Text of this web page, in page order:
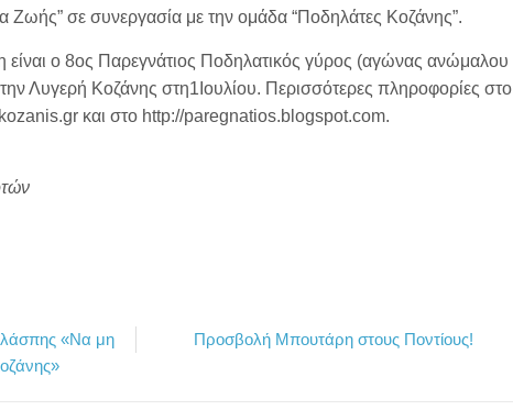
σε συνεργασία με την ομάδα “Ποδηλάτες Κοζάνης”.
ο 8ος Παρεγνάτιος Ποδηλατικός γύρος (αγώνας ανώμαλου
Λυγερή Κοζάνης στη1Ιουλίου. Περισσότερες πληροφορίες στο
και στο http://paregnatios.blogspot.com.
«Να μη
Προσβολή Μπουτάρη στους Ποντίους!